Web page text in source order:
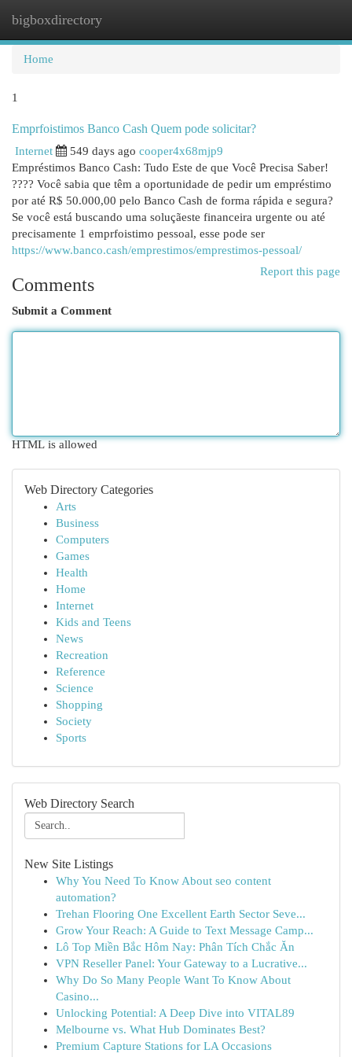
bigboxdirectory
Home
1
Emprfoistimos Banco Cash Quem pode solicitar?
Internet 549 days ago cooper4x68mjp9
Empréstimos Banco Cash: Tudo Este de que Você Precisa Saber!
???? Você sabia que têm a oportunidade de pedir um empréstimo
por até R$ 50.000,00 pelo Banco Cash de forma rápida e segura?
Se você está buscando uma soluçãeste financeira urgente ou até
precisamente 1 emprfoistimo pessoal, esse pode ser
https://www.banco.cash/emprestimos/emprestimos-pessoal/
Report this page
Comments
Submit a Comment
HTML is allowed
Web Directory Categories
Arts
Business
Computers
Games
Health
Home
Internet
Kids and Teens
News
Recreation
Reference
Science
Shopping
Society
Sports
Web Directory Search
New Site Listings
Why You Need To Know About seo content
automation?
Trehan Flooring One Excellent Earth Sector Seve...
Grow Your Reach: A Guide to Text Message Camp...
Lô Top Miền Bắc Hôm Nay: Phân Tích Chắc Ăn
VPN Reseller Panel: Your Gateway to a Lucrative...
Why Do So Many People Want To Know About
Casino...
Unlocking Potential: A Deep Dive into VITAL89
Melbourne vs. What Hub Dominates Best?
Premium Capture Stations for LA Occasions